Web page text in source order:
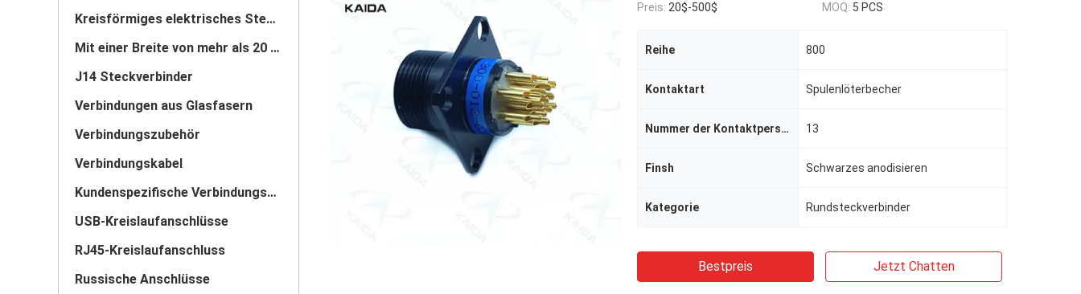
Kreisförmiges elektrisches Steckverbinder
Mit einer Breite von mehr als 20 mm
J14 Steckverbinder
Verbindungen aus Glasfasern
Verbindungszubehör
Verbindungskabel
Kundenspezifische Verbindungsstücke
USB-Kreislaufanschlüsse
RJ45-Kreislaufanschluss
Russische Anschlüsse
Preis: 20$-500$ MOQ: 5 PCS
Reihe 800
Kontaktart Spulenlöterbecher
Nummer der Kontaktperson 13
Finsh Schwarzes anodisieren
Kategorie Rundsteckverbinder
Bestpreis Jetzt Chatten